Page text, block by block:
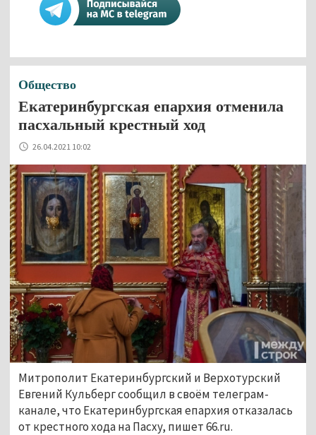
Общество
Екатеринбургская епархия отменила
пасхальный крестный ход
26.04.2021 10:02
Митрополит Екатеринбургский и Верхотурский
Евгений Кульберг сообщил в своём телеграм-
канале, что Екатеринбургская епархия отказалась
от крестного хода на Пасху, пишет 66.ru.